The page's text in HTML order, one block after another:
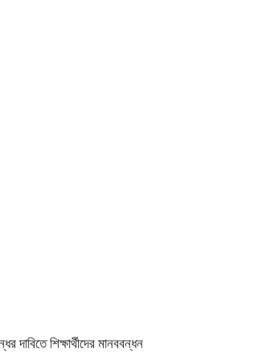
শিক্ষার্থীদের মানববন্ধন